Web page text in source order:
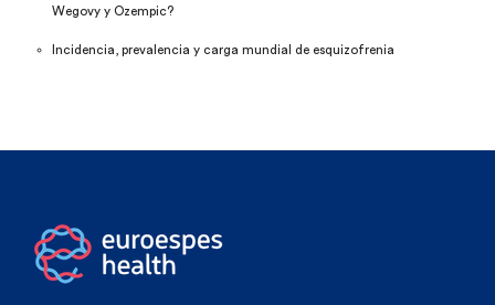
Wegovy y Ozempic?
Incidencia, prevalencia y carga mundial de esquizofrenia